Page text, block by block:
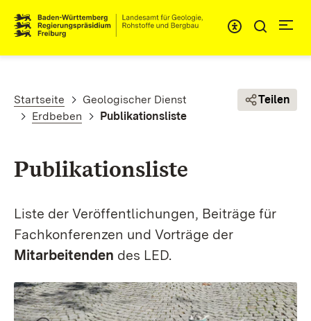
Pfadnavigation
Startseite
Geologischer Dienst
Erdbeben
Publikationsliste
Teilen
Publikationsliste
Liste der Veröffentlichungen, Beiträge für
Fachkonferenzen und Vorträge der
Mitarbeitenden des LED.